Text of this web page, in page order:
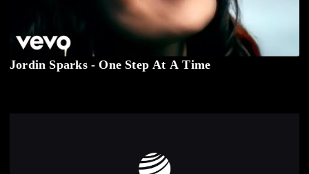
Jordin Sparks - One Step At A Time